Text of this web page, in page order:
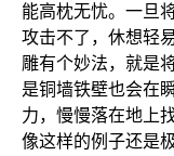
能高枕无忧。一旦
攻击不了，休想轻
雕有个妙法，就是
是铜墙铁壁也会在
力，慢慢落在地上
像这样的例子还是